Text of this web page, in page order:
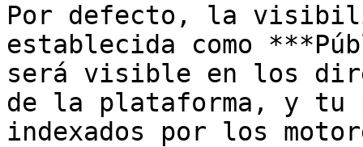
Por defecto, la
establecida como
será visible en los
de la plataforma, y tu
indexados por los